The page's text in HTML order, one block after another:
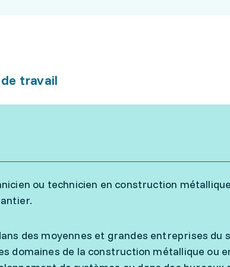
travail
ou technicien en construction
des moyennes et grandes entreprises
domaines de la construction métallique ou